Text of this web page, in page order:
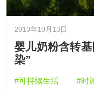
2010年10月13日
婴儿奶粉含转
染”
#可持续生活 #时